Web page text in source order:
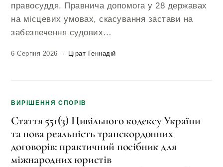
правосуддя. Правнича допомога у 28 державах
на місцевих умовах, скасування застави на
забезпечення судових…
6 Серпня 2026 Цірат Геннадій
ВИРІШЕННЯ СПОРІВ
Стаття 551(3) Цивільного кодексу України
та нова реальність транскордонних
договорів: практичний посібник для
міжнародних юристів